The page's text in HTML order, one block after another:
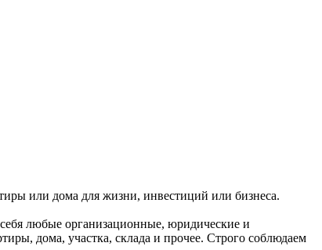
или дома для жизни, инвестиций или бизнеса.
любые организационные, юридические и
дома, участка, склада и прочее. Строго соблюдаем